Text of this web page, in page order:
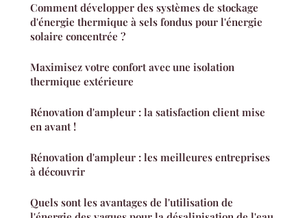
Comment développer des systèmes de stockage
d'énergie thermique à sels fondus pour l'énergie
solaire concentrée ?
Maximisez votre confort avec une isolation
thermique extérieure
Rénovation d'ampleur : la satisfaction client mise
en avant !
Rénovation d'ampleur : les meilleures entreprises
à découvrir
Quels sont les avantages de l'utilisation de